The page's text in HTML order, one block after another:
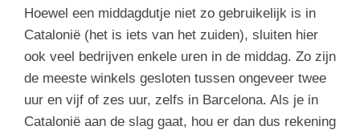
Hoewel een middagdutje niet zo gebruikelijk is in
Catalonië (het is iets van het zuiden), sluiten hier
ook veel bedrijven enkele uren in de middag. Zo zijn
de meeste winkels gesloten tussen ongeveer twee
uur en vijf of zes uur, zelfs in Barcelona. Als je in
Catalonië aan de slag gaat, hou er dan dus rekening